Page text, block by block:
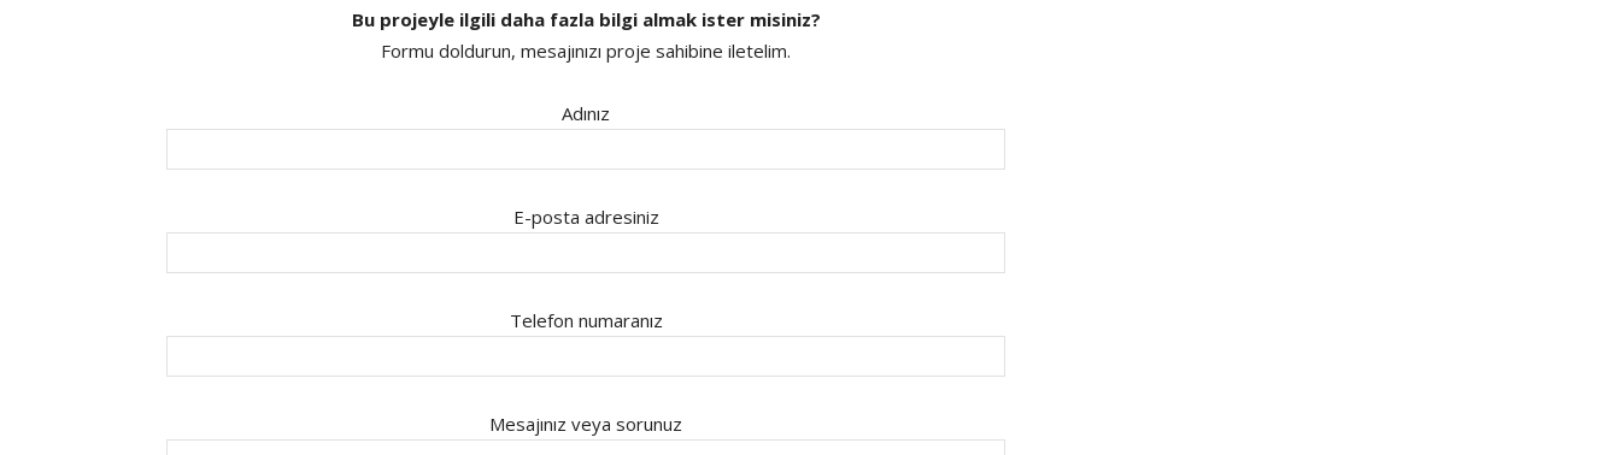
Bu projeyle ilgili daha fazla bilgi almak ister misiniz?
Formu doldurun, mesajınızı proje sahibine iletelim.
Adınız
E-posta adresiniz
Telefon numaranız
Mesajınız veya sorunuz